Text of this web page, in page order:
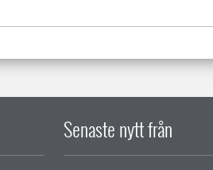
Senaste nytt från